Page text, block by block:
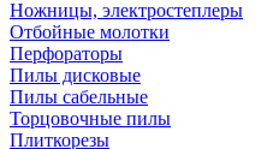
Ножницы, электростеплеры
Отбойные молотки
Перфораторы
Пилы дисковые
Пилы сабельные
Торцовочные пилы
Плиткорезы